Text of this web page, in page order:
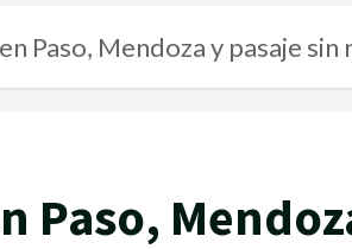
Paso, Mendoza y pasaje
Paso,